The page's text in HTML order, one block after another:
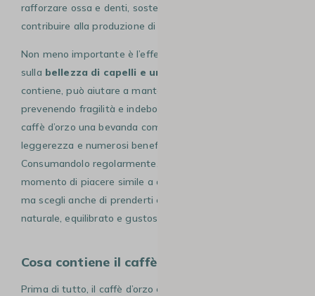
rafforzare ossa e denti, sostenere la funzione muscolare e
contribuire alla produzione di energia quotidiana.
Non meno importante è l’effetto positivo del caffè d’orzo
sulla bellezza di capelli e unghie
contiene, può aiutare a mantenerli forti, lucenti e sani,
prevenendo fragilità e indebolimento. Questo rende il
caffè d’orzo una bevanda completa, che unisce gusto,
leggerezza e numerosi benefici per la salute.
Consumandolo regolarmente, non solo ti concedi un
momento di piacere simile a quello del caffè tradizionale,
ma scegli anche di prenderti cura del tuo corpo in modo
naturale, equilibrato e gustoso.
Cosa contiene il caffè d’orzo?
Prima di tutto, il caffè d’orzo contiene esclusivamente